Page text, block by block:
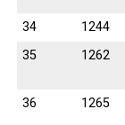
34
1244
35
1262
36
1265